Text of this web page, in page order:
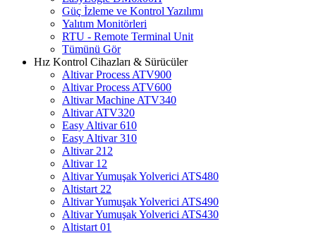
Güç İzleme ve Kontrol Yazılımı
Yalıtım Monitörleri
RTU - Remote Terminal Unit
Tümünü Gör
Hız Kontrol Cihazları & Sürücüler
Altivar Process ATV900
Altivar Process ATV600
Altivar Machine ATV340
Altivar ATV320
Easy Altivar 610
Easy Altivar 310
Altivar 212
Altivar 12
Altivar Yumuşak Yolverici ATS480
Altistart 22
Altivar Yumuşak Yolverici ATS490
Altivar Yumuşak Yolverici ATS430
Altistart 01